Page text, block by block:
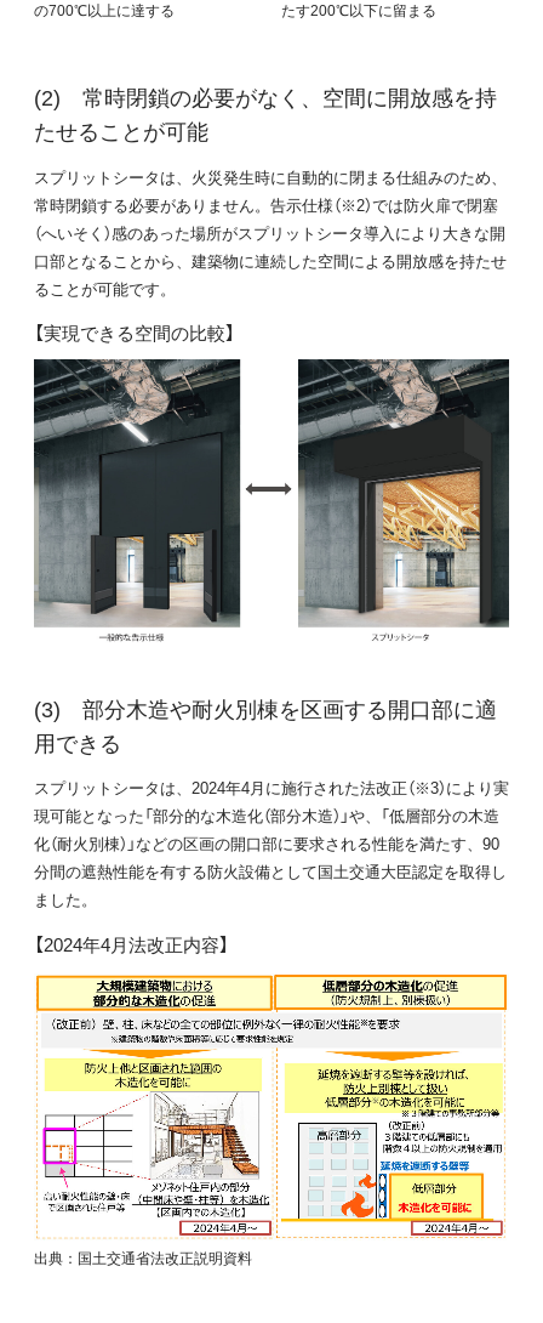
の700℃以上に達する たす200℃以下に留まる
常時閉鎖の必要がなく、空間に開放感を持
たせることが可能
スプリットシータは、火災発生時に自動的に閉まる仕組みのため、
常時閉鎖する必要がありません。告示仕様（※2）では防火扉で閉塞
（へいそく）感のあった場所がスプリットシータ導入により大きな開
口部となることから、建築物に連続した空間による開放感を持たせ
ることが可能です。
【実現できる空間の比較】
部分木造や耐火別棟を区画する開口部に適
用できる
スプリットシータは、2024年4月に施行された法改正（※3）により実
現可能となった「部分的な木造化（部分木造）」や、「低層部分の木造
化（耐火別棟）」などの区画の開口部に要求される性能を満たす、90
分間の遮熱性能を有する防火設備として国土交通大臣認定を取得し
ました。
【2024年4月法改正内容】
出典：国土交通省法改正説明資料